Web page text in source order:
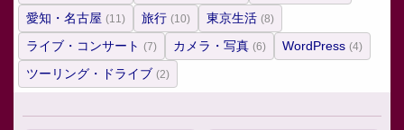
愛知・名古屋 (11) 旅行 (10) 東京生活 (8)
ライブ・コンサート (7) カメラ・写真 (6) WordPress (4)
ツーリング・ドライブ (2)